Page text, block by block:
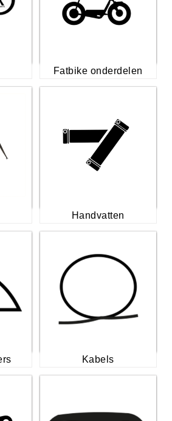
Fatbike onderdelen
Handvatten
Kabels